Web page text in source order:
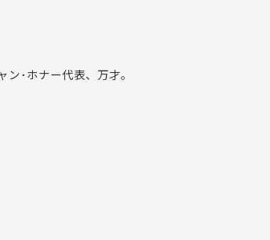
･ホナー代表、万才。